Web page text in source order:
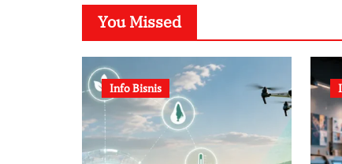
You Missed
Info Bisnis